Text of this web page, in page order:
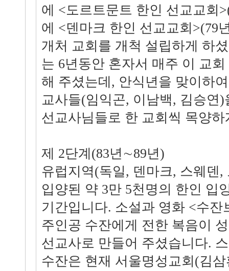
에 <도르트문트 한인 선교교회
에 <덴마크 한인 선교교회>(79
개처 교회를 개척 설립하게 하
는 6년동안 혼자서 매주 이 교
해 주셨는데, 안식년을 맞이하
교사들(임익곤, 이남백, 김승연
선교사님들로 한 교회씩 목양
제 2단계(83년∼89년)
유럽지역(독일, 덴마크, 스웨덴
입양된 약 3만 5천명의 한인 입
기간입니다. 소설과 영화 <수잔
주인공 수잔에게 전한 복음이
선교사로 만들어 주셨습니다.
수잔은 현재 서울명성교회(김